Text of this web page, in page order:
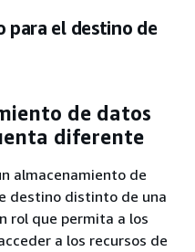
para el destino de
de datos
diferente
almacenamiento de
destino distinto de una
rol que permita a los
a los recursos de